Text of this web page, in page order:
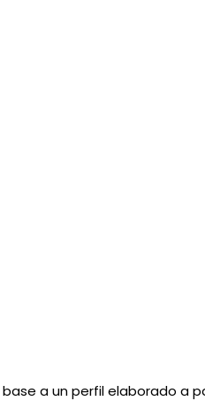
a un perfil elaborado a